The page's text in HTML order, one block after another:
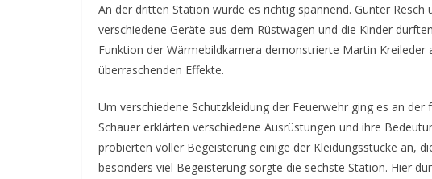
An der dritten Station wurde es richtig spannend. Günter
verschiedene Geräte aus dem Rüstwagen und die Kinder
Funktion der Wärmebildkamera demonstrierte Martin
überraschenden Effekte.
Um verschiedene Schutzkleidung der Feuerwehr ging es an
Schauer erklärten verschiedene Ausrüstungen und ihre
probierten voller Begeisterung einige der Kleidungsstücke an,
besonders viel Begeisterung sorgte die sechste Station. Hier